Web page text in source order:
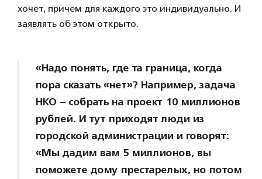
хочет, причем для каждого это индивидуально. И
заявлять об этом открыто.
«Надо понять, где та граница, когда
пора сказать «нет»? Например, задача
НКО – собрать на проект 10 миллионов
рублей. И тут приходят люди из
городской администрации и говорят:
«Мы дадим вам 5 миллионов, вы
поможете дому престарелых, но потом